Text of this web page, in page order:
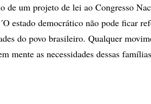
de um projeto de lei ao Congresso
estado democrático não pode ficar
do povo brasileiro. Qualquer
mente as necessidades dessas